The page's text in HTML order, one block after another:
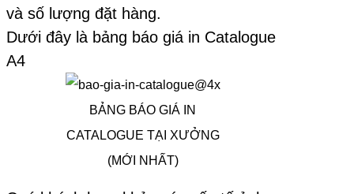
và số lượng đặt hàng.
Dưới đây là bảng báo giá in Catalogue
A4
BẢNG BÁO GIÁ IN
CATALOGUE TẠI XƯỞNG
(MỚI NHẤT)